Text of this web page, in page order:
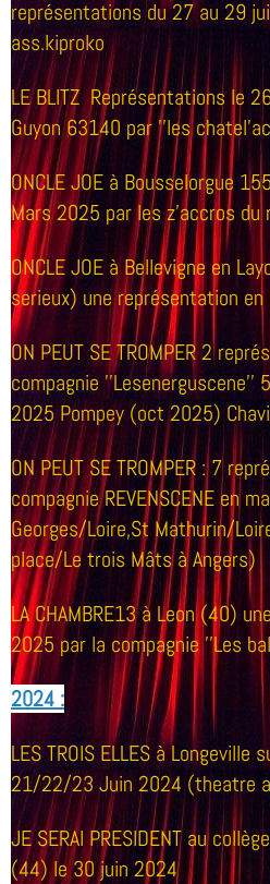
représentations du 27 au 29
ass.kiproko
LE BLITZ Représentations le
Guyon 63140 par ''les
ONCLE JOE à Bousselorgue
Mars 2025 par les z'accros du
ONCLE JOE à Bellevigne en
serieux) une représentation
ON PEUT SE TROMPER 2
compagnie ''Lesenerguscene''
2025 Pompey (oct 2025)
ON PEUT SE TROMPER : 7
compagnie REVENSCENE en
Georges/Loire,St Mathurin/
place/Le trois Mâts à Angers)
LA CHAMBRE13à Leon (40)
2025 par la compagnie ''Les
2024 :
LES TROIS ELLES à Longeville
21/22/23 Juin 2024 (theatre
JE SERAI PRESIDENT au
(44) le 30 juin 2024